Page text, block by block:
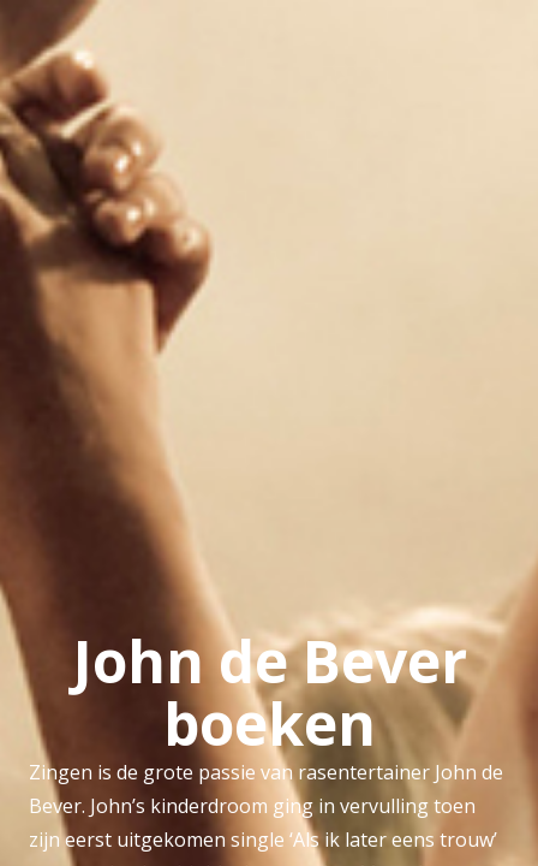
John de Bever
boeken
Zingen is de grote passie van rasentertainer John de
Bever. John’s kinderdroom ging in vervulling toen
zijn eerst uitgekomen single ‘Als ik later eens trouw’